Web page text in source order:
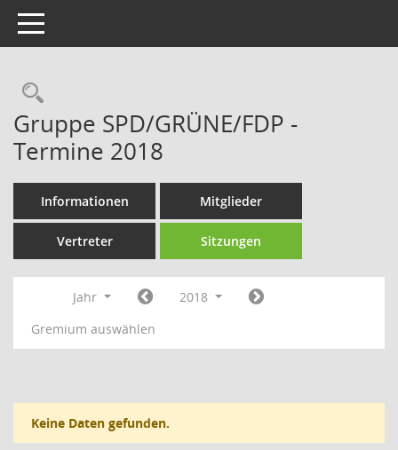
Toggle navigation
Rechercheauswahl
Gruppe SPD/GRÜNE/FDP -
Termine 2018
Informationen Mitglieder
Vertreter Sitzungen
Jahr
2018
Gremium auswählen
Keine Daten gefunden.